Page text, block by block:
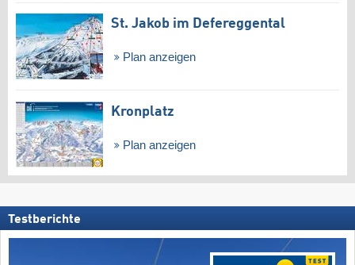
St. Jakob im Defereggental
Plan anzeigen
Kronplatz
Plan anzeigen
Testberichte